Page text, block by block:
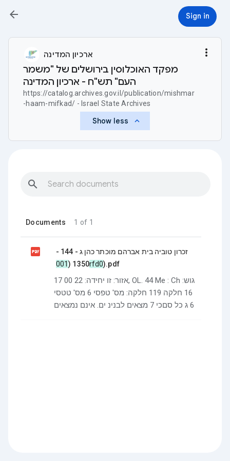
Sign in
arrow_back
ארכיון המדינה
מפקד האוכלוסין בירושלים של "משמר
העם" תש"ח - ארכיון המדינה
https://catalog.archives.gov.il/publication/mishmar
-haam-mifkad/ - Israel State Archives
more_vert
Show less keyboard_arrow_up
search
Documents 1 of 1

זכרון טוביה בית אברהם מוכתר כהן ג - 144 -
1350 (001rfd0).pdf
17 אזור: זו יחידה: 22 00, OL. 44 Me : Ch גוש:
16 חלקה 119 חלקה: מס' טפסי 6 מס' טטסי
6 ג כל סםכי 7 מצאים לבנינ ים. אינם נמצאים